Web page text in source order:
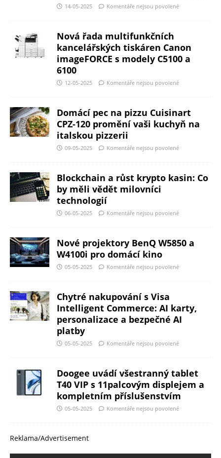
14-05-2025 Komentáře nejsou povolené
Nová řada multifunkčních
kancelářských tiskáren Canon
imageFORCE s modely C5100 a
6100
12-05-2025 Komentáře nejsou povolené
Domácí pec na pizzu Cuisinart
CPZ-120 promění vaši kuchyň na
italskou pizzerii
09-05-2025 Komentáře nejsou povolené
Blockchain a růst krypto kasin: Co
by měli vědět milovníci
technologií
06-05-2025 Komentáře nejsou povolené
Nové projektory BenQ W5850 a
W4100i pro domácí kino
05-05-2025 Komentáře nejsou povolené
Chytré nakupování s Visa
Intelligent Commerce: AI karty,
personalizace a bezpečné AI
platby
05-05-2025 Komentáře nejsou povolené
Doogee uvádí všestranný tablet
T40 VIP s 11palcovým displejem a
kompletním příslušenstvím
05-05-2025 Komentáře nejsou povolené
Reklama/Advertisement